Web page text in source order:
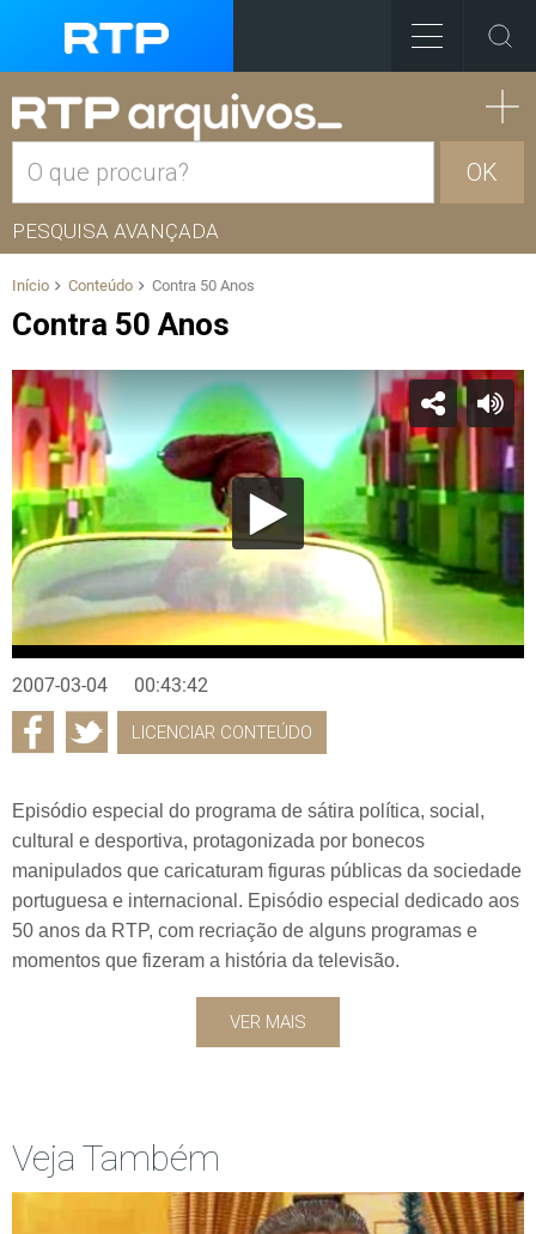
OK
PESQUISA AVANÇADA
Início Conteúdo Contra 50 Anos
Contra 50 Anos
2007-03-04 00:43:42
LICENCIAR CONTEÚDO
Episódio especial do programa de sátira política, social,
cultural e desportiva, protagonizada por bonecos
manipulados que caricaturam figuras públicas da sociedade
portuguesa e internacional. Episódio especial dedicado aos
50 anos da RTP, com recriação de alguns programas e
momentos que fizeram a história da televisão.
VER MAIS
Veja Também